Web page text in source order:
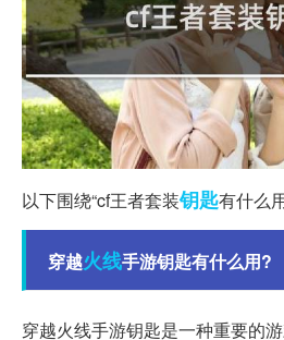
以下围绕“cf王者套装钥匙有什么
穿越火线手游钥匙有什么用?
穿越火线手游钥匙是一种重要的